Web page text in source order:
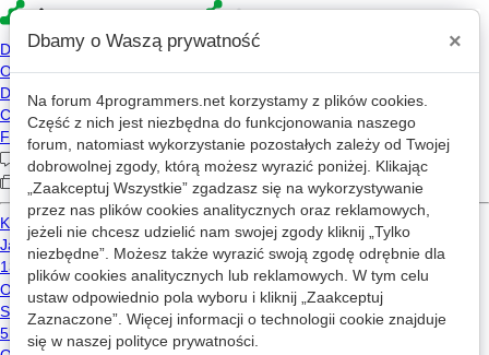
PC
Wiadomość
Piotr Chojnacki
2026-07-15 11:43
2018-07-31 13:00
1,875 wizyt
Wpisy Piotr Chojnacki na mikroblogu
Dbamy o Waszą prywatność ×
Na forum 4programmers.net korzystamy z plików cookies.
Część z nich jest niezbędna do funkcjonowania naszego
forum, natomiast wykorzystanie pozostałych zależy od Twojej
dobrowolnej zgody, którą możesz wyrazić poniżej. Klikając
„Zaakceptuj Wszystkie” zgadzasz się na wykorzystywanie
przez nas plików cookies analitycznych oraz reklamowych,
jeżeli nie chcesz udzielić nam swojej zgody kliknij „Tylko
niezbędne”. Możesz także wyrazić swoją zgodę odrębnie dla
plików cookies analitycznych lub reklamowych. W tym celu
ustaw odpowiednio pola wyboru i kliknij „Zaakceptuj
Zaznaczone”. Więcej informacji o technologii cookie znajduje
się w naszej polityce prywatności.